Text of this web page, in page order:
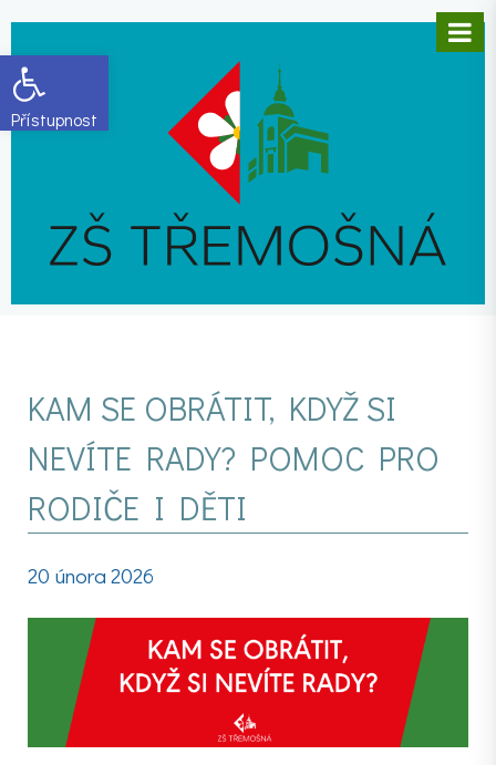
Open toolbar
KAM SE OBRÁTIT, KDYŽ SI
NEVÍTE RADY? POMOC PRO
RODIČE I DĚTI
20 února 2026